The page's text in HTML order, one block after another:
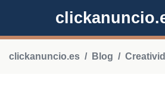
clickanuncio.es Blog